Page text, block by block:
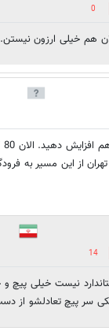
0
هم خیلی ارزون نیستن.
از این مسیر به
14
سر پیچ تعادلشو از